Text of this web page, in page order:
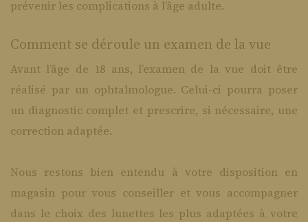
prévenir les complications à l’âge adulte.
Comment se déroule un examen de la vue
Avant l’âge de 18 ans, l’examen de la vue doit être
réalisé par un ophtalmologue. Celui-ci pourra poser
un diagnostic complet et prescrire, si nécessaire, une
correction adaptée.
Nous restons bien entendu à votre disposition en
magasin pour vous conseiller et vous accompagner
dans le choix des lunettes les plus adaptées à votre